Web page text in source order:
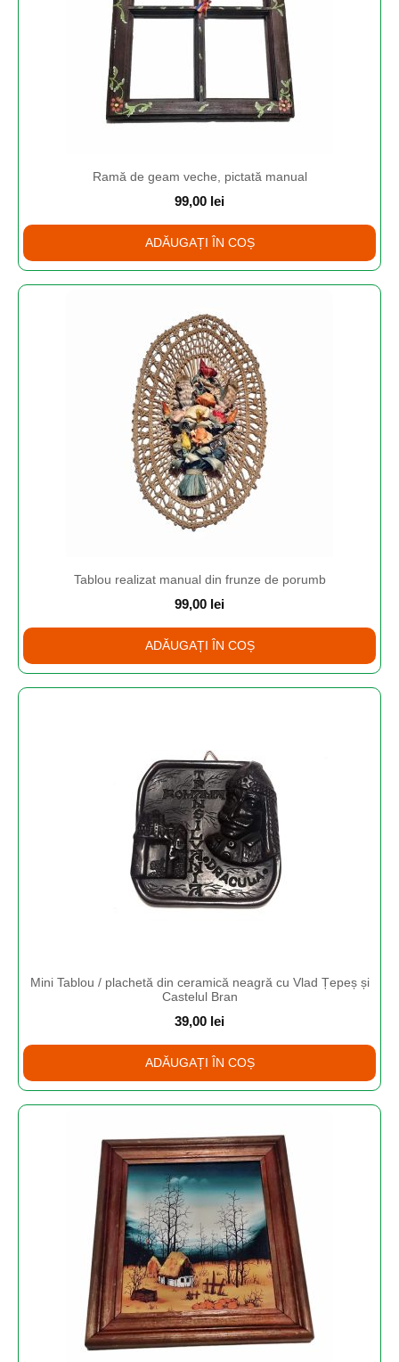
Ramă de geam veche, pictată manual
99,00 lei
ADĂUGAȚI ÎN COȘ
Tablou realizat manual din frunze de porumb
99,00 lei
ADĂUGAȚI ÎN COȘ
Mini Tablou / plachetă din ceramică neagră cu Vlad Țepeș și
Castelul Bran
39,00 lei
ADĂUGAȚI ÎN COȘ